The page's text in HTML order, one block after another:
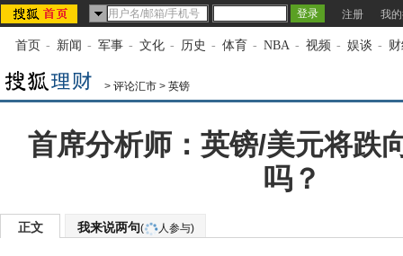
注册 我
首页 - 新闻 - 军事 - 文化 - 历史 - 体育 - NBA - 视频 - 娱谈 -
> 评论汇市 > 英镑
首席分析师：英镑/美元将跌
吗？
正文 我来说两句( 人参与)